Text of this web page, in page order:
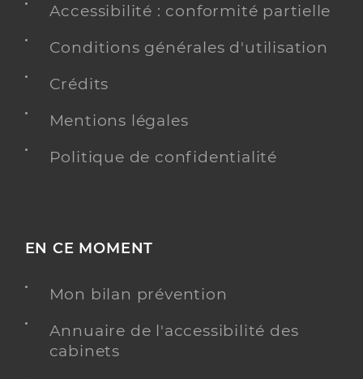
Accessibilité : conformité partielle
Conditions générales d'utilisation
Crédits
Mentions légales
Politique de confidentialité
EN CE MOMENT
Mon bilan prévention
Annuaire de l'accessibilité des
cabinets